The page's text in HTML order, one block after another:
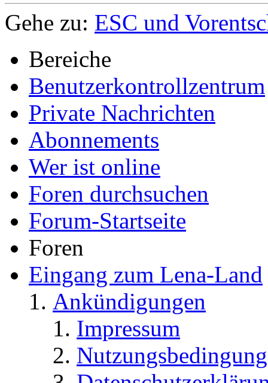
Gehe zu: ESC und
Bereiche
Benutzerkontrollzentrum
Private Nachrichten
Abonnements
Wer ist online
Foren durchsuchen
Forum-Startseite
Foren
Eingang zum Lena-Land
Ankündigungen
Impressum